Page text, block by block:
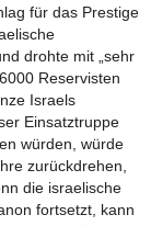
für das Prestige
drohte mit „sehr
Reservisten
Israels
Einsatztruppe
würden, würde
zurückdrehen,
die israelische
fortsetzt, kann